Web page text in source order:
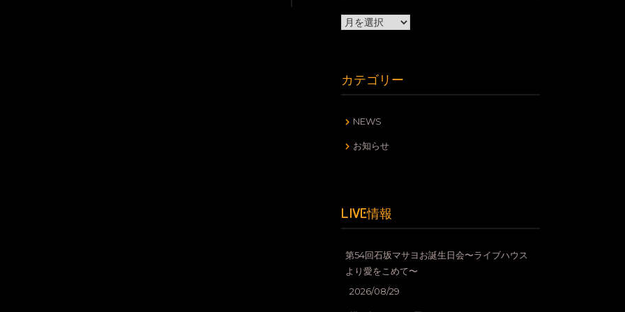
ア
イ
ブ
カテゴリー
NEWS
お知らせ
LIVE情報
第54回石坂マサヨお誕生日会〜ライブハウス
より愛をこめて〜
2026/08/29